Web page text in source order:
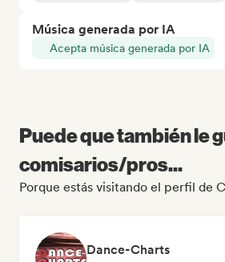
Música generada por IA
Acepta música generada por IA
Puede que también le
comisarios/pros...
Porque estás visitando el perfil de
Dance-Charts